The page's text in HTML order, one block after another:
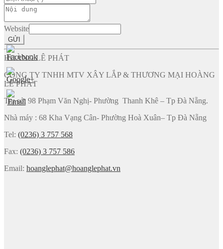
Website
GỬI
HOÀNG LÊ PHÁT
CÔNG TY TNHH MTV XÂY LẮP & THƯƠNG MẠI HOÀNG
LÊ PHÁT
Trụ sở: 98 Phạm Văn Nghị- Phường Thanh Khê – Tp Đà Nẵng.
Nhà máy : 68 Kha Vạng Cân- Phường Hoà Xuân– Tp Đà Nẵng
Tel: (0236) 3 757 568
Fax: (0236) 3 757 586
Email: hoanglephat@hoanglephat.vn